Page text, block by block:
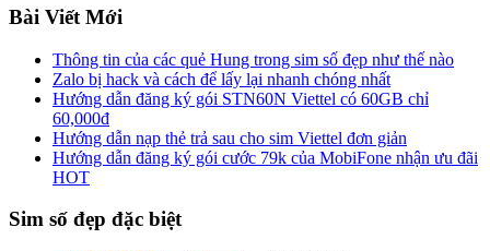
Bài Viết Mới
Thông tin của các quẻ Hung trong sim số đẹp như thế nào
Zalo bị hack và cách để lấy lại nhanh chóng nhất
Hướng dẫn đăng ký gói STN60N Viettel có 60GB chỉ
60,000đ
Hướng dẫn nạp thẻ trả sau cho sim Viettel đơn giản
Hướng dẫn đăng ký gói cước 79k của MobiFone nhận ưu đãi
HOT
Sim số đẹp đặc biệt